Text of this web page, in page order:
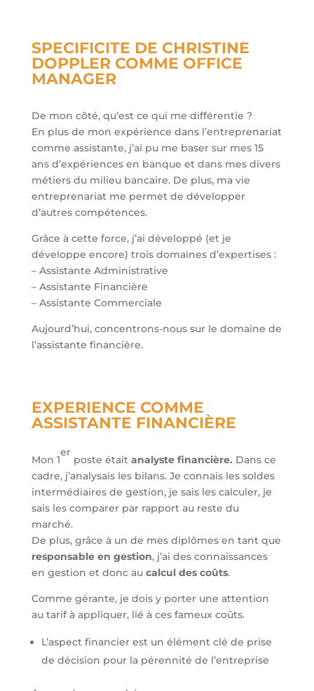
SPECIFICITE DE CHRISTINE
DOPPLER COMME OFFICE
MANAGER
De mon côté, qu’est ce qui me différentie ?
En plus de mon expérience dans l’entreprenariat
comme assistante, j’ai pu me baser sur mes 15
ans d’expériences en banque et dans mes divers
métiers du milieu bancaire. De plus, ma vie
entreprenariat me permet de développer
d’autres compétences.
Grâce à cette force, j’ai développé (et je
développe encore) trois domaines d’expertises :
– Assistante Administrative
– Assistante Financière
– Assistante Commerciale
Aujourd’hui, concentrons-nous sur le domaine de
l’assistante financière.
EXPERIENCE COMME
ASSISTANTE FINANCIÈRE
Mon 1
er
poste était analyste financière. Dans ce
cadre, j’analysais les bilans. Je connais les soldes
intermédiaires de gestion, je sais les calculer, je
sais les comparer par rapport au reste du
marché.
De plus, grâce à un de mes diplômes en tant que
responsable en gestion, j’ai des connaissances
en gestion et donc au calcul des coûts.
Comme gérante, je dois y porter une attention
au tarif à appliquer, lié à ces fameux coûts.
L’aspect financier est un élément clé de prise
de décision pour la pérennité de l’entreprise